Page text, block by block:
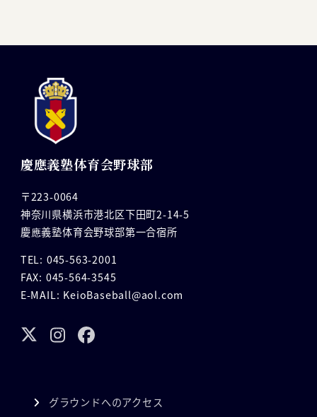
慶應義塾体育会野球部
〒223-0064
神奈川県横浜市港北区下田町2-14-5
慶應義塾体育会野球部第一合宿所
TEL: 045-563-2001
FAX: 045-564-3545
E-MAIL: KeioBaseball@aol.com
グラウンドへのアクセス